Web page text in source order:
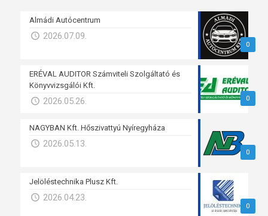
0
Almádi Autócentrum
2026.07.09.
0
ERÉVAL AUDITOR Számviteli Szolgáltató és
Könyvvizsgálói Kft.
2026.05.26.
0
NAGYBAN Kft. Hőszivattyú Nyíregyháza
2026.05.13.
0
Jelöléstechnika Plusz Kft.
2026.04.23.